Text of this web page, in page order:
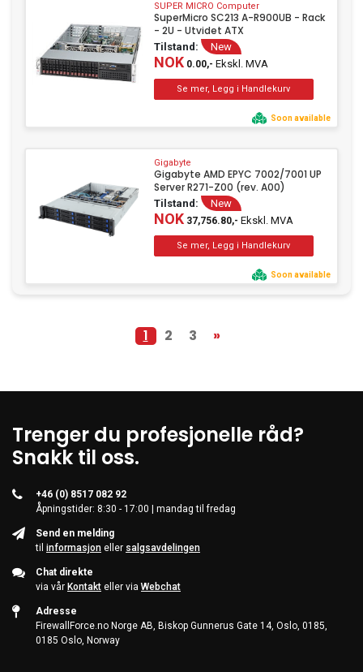
SUPER MICRO Computer
SuperMicro SC213 A-R900UB - Rack
- 2U - Utvidet ATX
Tilstand: New
NOK0.00,- Ekskl. MVA
Soon available
Gigabyte
Gigabyte AMD EPYC 7002/7001 UP
Server R271-Z00 (rev. A00)
Tilstand: New
NOK37,756.80,- Ekskl. MVA
Soon available
1 2 3 »
Trenger du profesjonelle råd?
Snakk til oss.
+46 (0) 8517 082 92
Åpningstider: 8:30 - 17:00 | mandag til fredag
Send en melding
til informasjon eller salgsavdelingen
Chat direkte
via vår Kontakt eller via Webchat
Adresse
FirewallForce.no Norge AB, Biskop Gunnerus Gate 14, Oslo, 0185,
0185 Oslo, Norway